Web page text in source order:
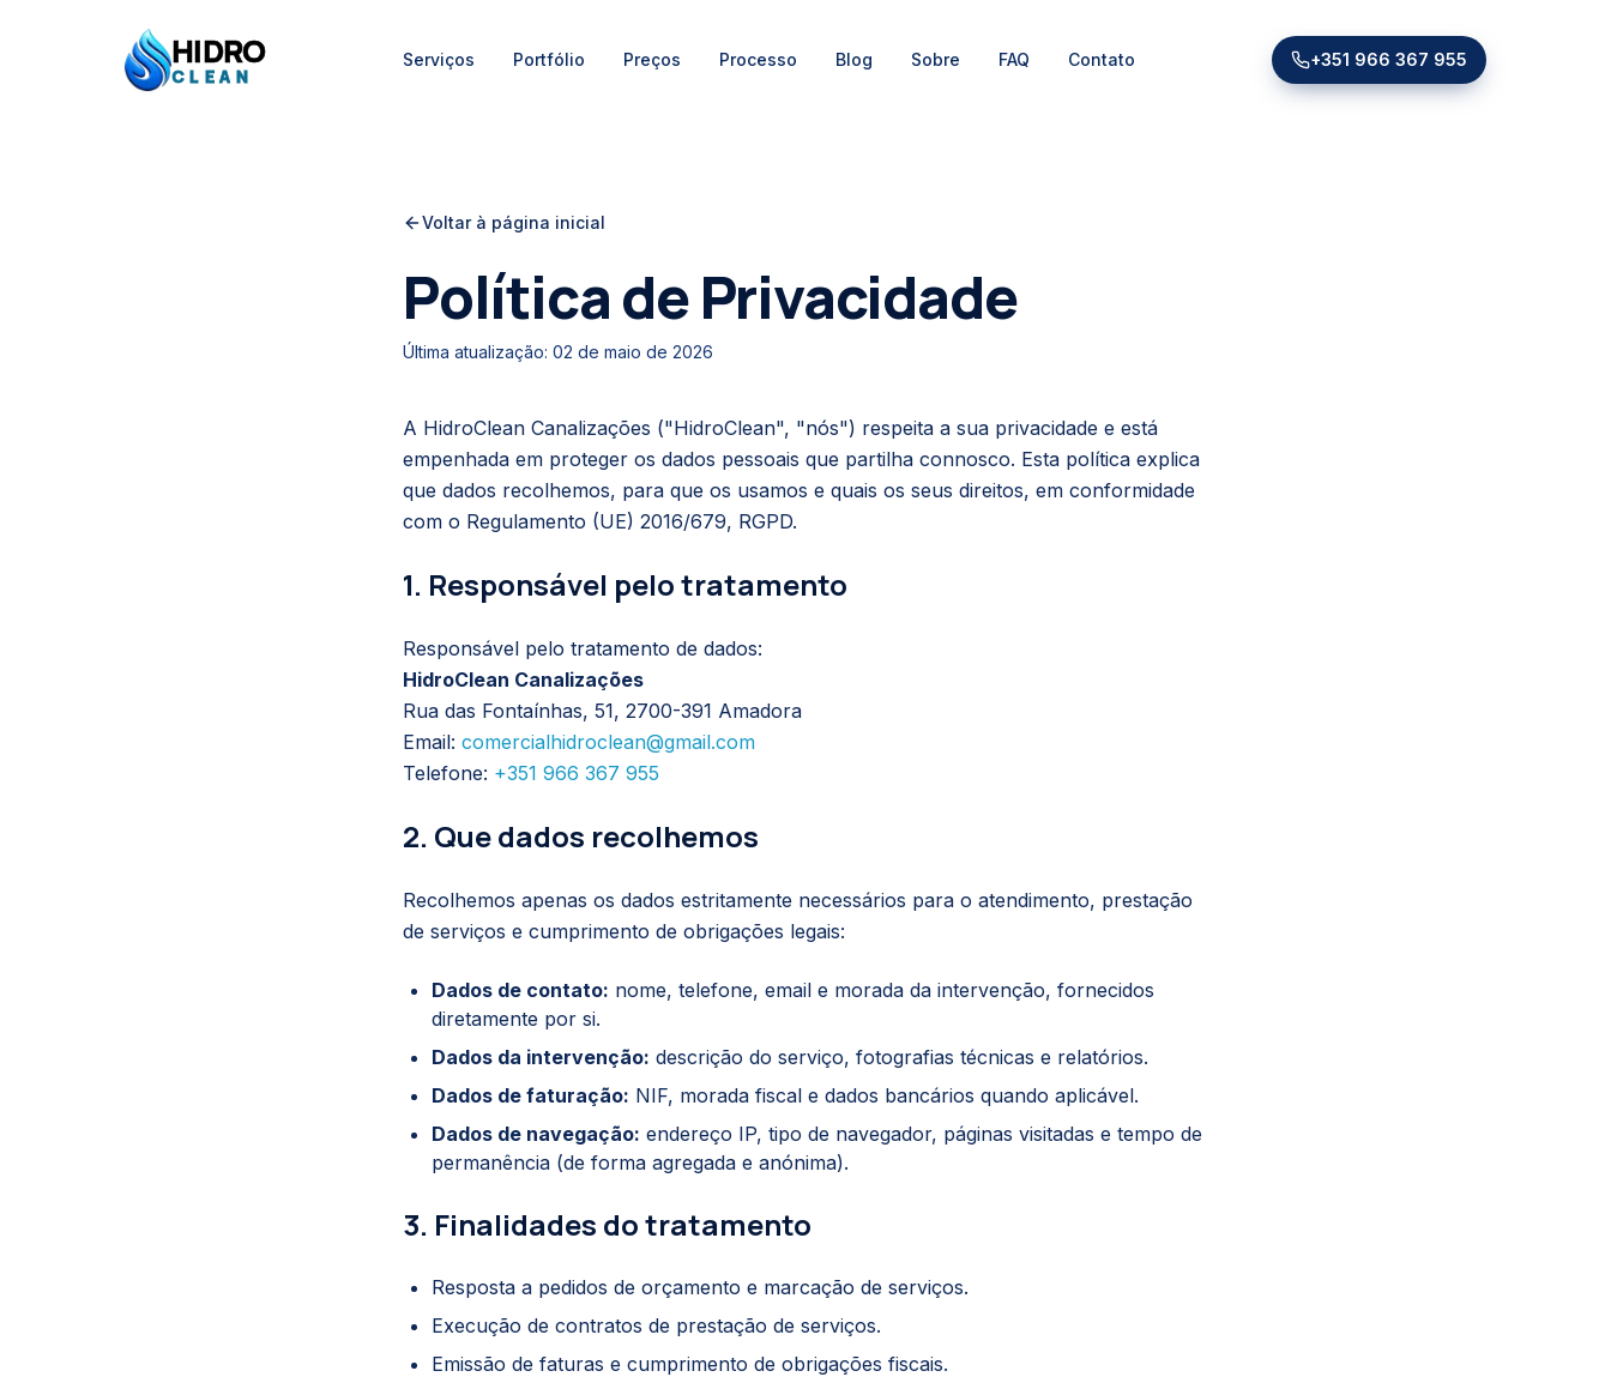
HIDRO
CLEAN
HidroClean Canalizações
Serviços Portfólio Preços Processo Blog Sobre FAQ Contato +351 966 367 955
Voltar à página inicial
Política de Privacidade
Última atualização: 02 de maio de 2026
A HidroClean Canalizações ("HidroClean", "nós") respeita a sua privacidade e está
empenhada em proteger os dados pessoais que partilha connosco. Esta política explica
que dados recolhemos, para que os usamos e quais os seus direitos, em conformidade
com o Regulamento (UE) 2016/679, RGPD.
1. Responsável pelo tratamento
Responsável pelo tratamento de dados:
HidroClean Canalizações
Rua das Fontaínhas, 51, 2700-391 Amadora
Email: comercialhidroclean@gmail.com
Telefone: +351 966 367 955
2. Que dados recolhemos
Recolhemos apenas os dados estritamente necessários para o atendimento, prestação
de serviços e cumprimento de obrigações legais:
Dados de contato: nome, telefone, email e morada da intervenção, fornecidos
diretamente por si.
Dados da intervenção: descrição do serviço, fotografias técnicas e relatórios.
Dados de faturação: NIF, morada fiscal e dados bancários quando aplicável.
Dados de navegação: endereço IP, tipo de navegador, páginas visitadas e tempo de
permanência (de forma agregada e anónima).
3. Finalidades do tratamento
Resposta a pedidos de orçamento e marcação de serviços.
Execução de contratos de prestação de serviços.
Emissão de faturas e cumprimento de obrigações fiscais.